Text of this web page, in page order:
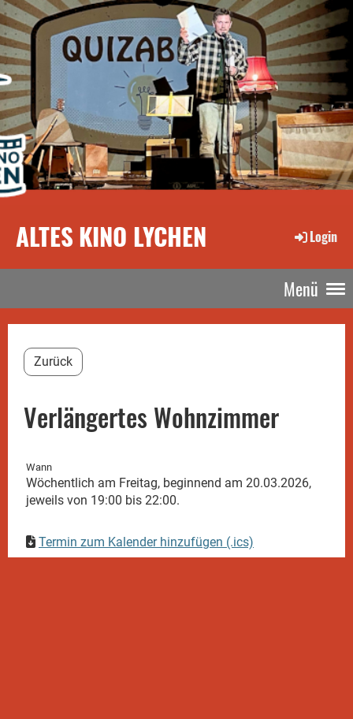
ALTES KINO LYCHEN Login
Menü
Zurück
Verlängertes Wohnzimmer
Wann
Wöchentlich am Freitag, beginnend am 20.03.2026,
jeweils von 19:00 bis 22:00.
Termin zum Kalender hinzufügen (.ics)